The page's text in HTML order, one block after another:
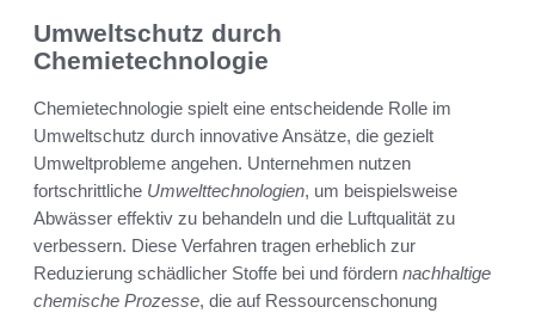
Umweltschutz durch
Chemietechnologie
Chemietechnologie spielt eine entscheidende Rolle im
Umweltschutz durch innovative Ansätze, die gezielt
Umweltprobleme angehen. Unternehmen nutzen
fortschrittliche Umwelttechnologien, um beispielsweise
Abwässer effektiv zu behandeln und die Luftqualität zu
verbessern. Diese Verfahren tragen erheblich zur
Reduzierung schädlicher Stoffe bei und fördern nachhaltige
chemische Prozesse, die auf Ressourcenschonung